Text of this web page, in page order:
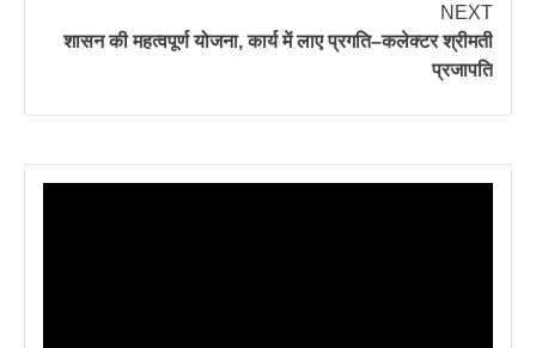
NEXT
शासन की महत्वपूर्ण योजना, कार्य में लाए प्रगति–कलेक्टर श्रीमती
प्रजापति